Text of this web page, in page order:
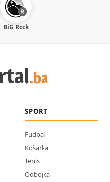
BiG Rock
SPORT
Fudbal
Košarka
Tenis
Odbojka